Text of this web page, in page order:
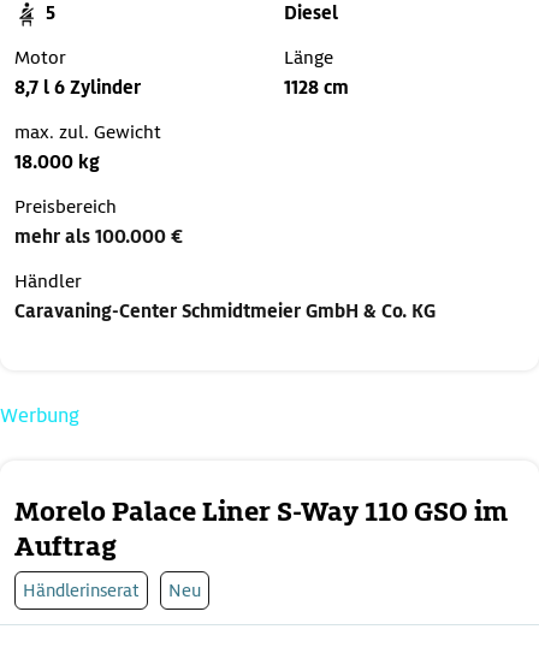
Morelo Palace Liner S-Way 110 GSO im
Auftrag
Händlerinserat Neu
5
Diesel
Motor
8,7 l 6 Zylinder
Länge
1128 cm
max. zul. Gewicht
18.000 kg
Preisbereich
mehr als 100.000 €
Händler
Caravaning-Center Schmidtmeier GmbH & Co. KG
Werbung